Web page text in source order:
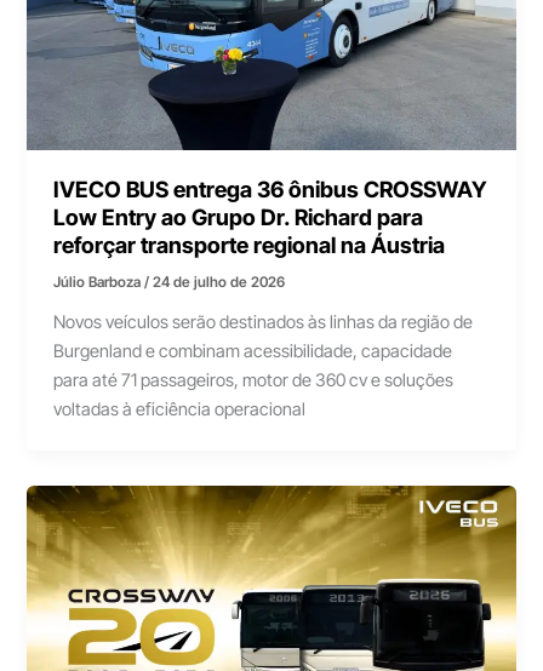
IVECO BUS entrega 36 ônibus CROSSWAY
Low Entry ao Grupo Dr. Richard para
reforçar transporte regional na Áustria
Júlio Barboza/24 de julho de 2026
Novos veículos serão destinados às linhas da região de
Burgenland e combinam acessibilidade, capacidade
para até 71 passageiros, motor de 360 cv e soluções
voltadas à eficiência operacional